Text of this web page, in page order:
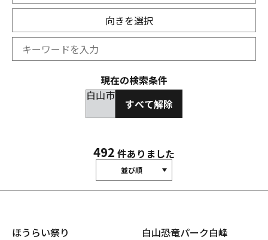
向きを選択
現在の検索条件
白山市
すべて解除
492 件ありました
並び順
ほうらい祭り 白山恐竜パーク白峰